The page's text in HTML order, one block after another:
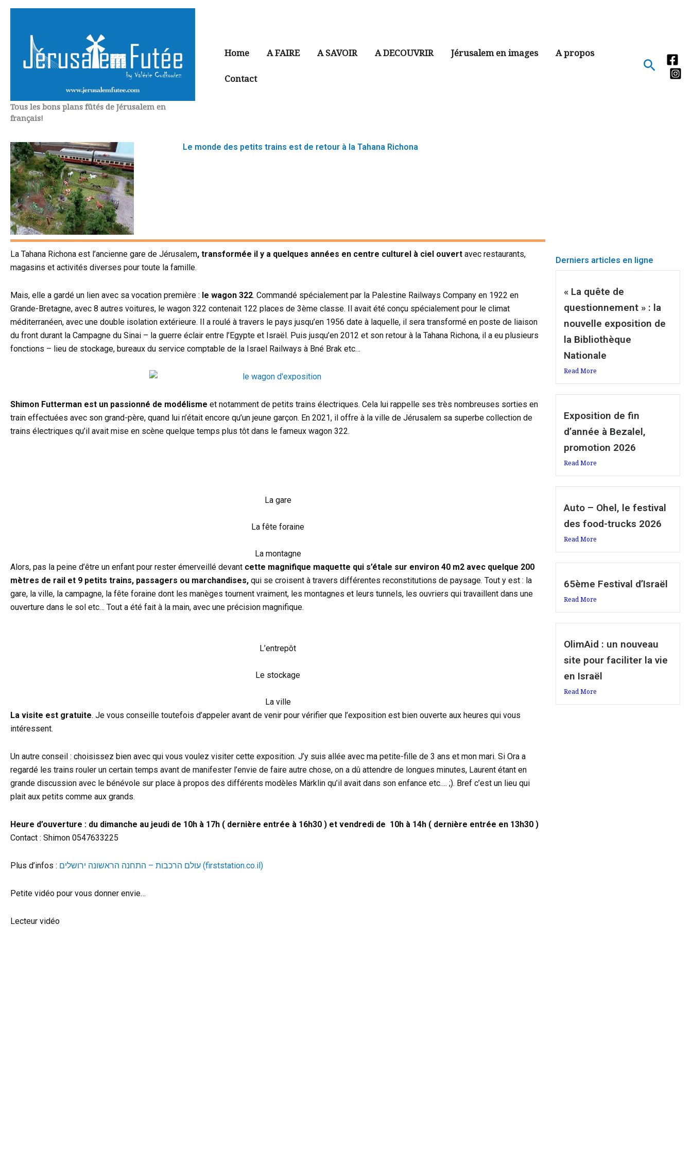
Aller
contenu
Tous les bons plans fûtés de Jérusalem en
français!
Home A FAIRE A SAVOIR A DECOUVRIR Jérusalem en images A propos
Contact
Le monde des petits trains est de retour à la Tahana Richona
La Tahana Richona est l’ancienne gare de Jérusalem, transformée il y a quelques années en centre culturel à ciel ouvert avec restaurants,
magasins et activités diverses pour toute la famille.
Mais, elle a gardé un lien avec sa vocation première : le wagon 322. Commandé spécialement par la Palestine Railways Company en 1922 en
Grande-Bretagne, avec 8 autres voitures, le wagon 322 contenait 122 places de 3ème classe. Il avait été conçu spécialement pour le climat
méditerranéen, avec une double isolation extérieure. Il a roulé à travers le pays jusqu’en 1956 date à laquelle, il sera transformé en poste de liaison
du front durant la Campagne du Sinai – la guerre éclair entre l’Egypte et Israël. Puis jusqu’en 2012 et son retour à la Tahana Richona, il a eu plusieurs
fonctions – lieu de stockage, bureaux du service comptable de la Israel Railways à Bné Brak etc…
Shimon Futterman est un passionné de modélisme et notamment de petits trains électriques. Cela lui rappelle ses très nombreuses sorties en
train effectuées avec son grand-père, quand lui n’était encore qu’un jeune garçon. En 2021, il offre à la ville de Jérusalem sa superbe collection de
trains électriques qu’il avait mise en scène quelque temps plus tôt dans le fameux wagon 322.
La gare
La fête foraine
La montagne
Alors, pas la peine d’être un enfant pour rester émerveillé devant cette magnifique maquette qui s’étale sur environ 40 m2 avec quelque 200
mètres de rail et 9 petits trains, passagers ou marchandises, qui se croisent à travers différentes reconstitutions de paysage. Tout y est : la
gare, la ville, la campagne, la fête foraine dont les manèges tournent vraiment, les montagnes et leurs tunnels, les ouvriers qui travaillent dans une
ouverture dans le sol etc… Tout a été fait à la main, avec une précision magnifique.
L’entrepôt
Le stockage
La ville
La visite est gratuite. Je vous conseille toutefois d’appeler avant de venir pour vérifier que l’exposition est bien ouverte aux heures qui vous
intéressent.
Un autre conseil : choisissez bien avec qui vous voulez visiter cette exposition. J’y suis allée avec ma petite-fille de 3 ans et mon mari. Si Ora a
regardé les trains rouler un certain temps avant de manifester l’envie de faire autre chose, on a dû attendre de longues minutes, Laurent étant en
grande discussion avec le bénévole sur place à propos des différents modèles Märklin qu’il avait dans son enfance etc…. ;). Bref c’est un lieu qui
plait aux petits comme aux grands.
Heure d’ouverture : du dimanche au jeudi de 10h à 17h ( dernière entrée à 16h30 ) et vendredi de 10h à 14h ( dernière entrée en 13h30 )
Contact : Shimon 0547633225
Plus d’infos : עולם הרכבות – התחנה הראשונה ירושלים (firststation.co.il)
Petite vidéo pour vous donner envie…
Lecteur vidéo
Derniers articles en ligne
« La quête de
questionnement » : la
nouvelle exposition de
la Bibliothèque
Nationale
Read More
Exposition de fin
d’année à Bezalel,
promotion 2026
Read More
Auto – Ohel, le festival
des food-trucks 2026
Read More
65ème Festival d’Israël
Read More
OlimAid : un nouveau
site pour faciliter la vie
en Israël
Read More